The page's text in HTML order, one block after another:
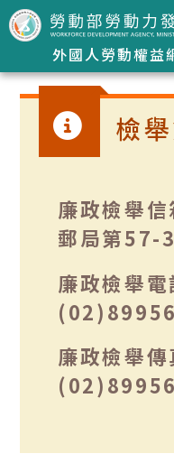
跳到主要內容區塊
外國人勞動權益
檢
廉政檢舉
郵局第57-
廉政檢舉電
廉政檢舉傳